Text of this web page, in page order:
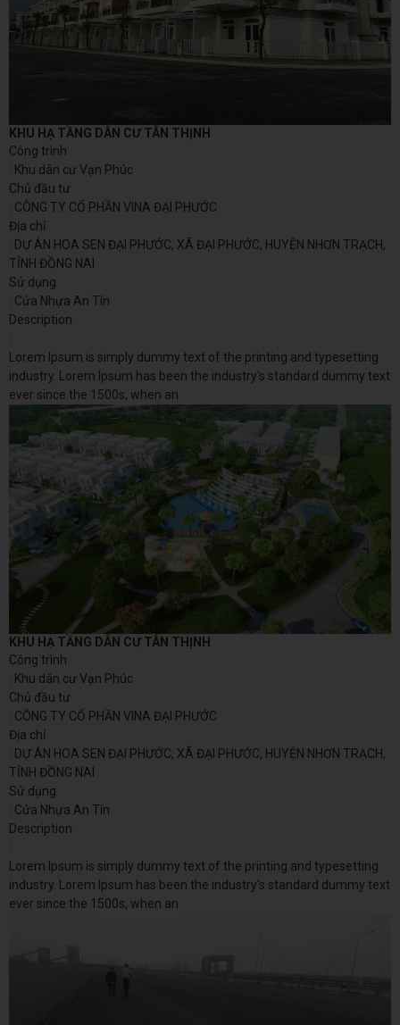
KHU HẠ TẦNG DÂN CƯ TÂN THỊNH
Công trình
: Khu dân cư Vạn Phúc
Chủ đầu tư
: CÔNG TY CỔ PHẦN VINA ĐẠI PHƯỚC
Địa chỉ
: DỰ ÁN HOA SEN ĐẠI PHƯỚC, XÃ ĐẠI PHƯỚC, HUYỆN NHƠN TRẠCH,
TỈNH ĐỒNG NAI
Sử dụng
: Cửa Nhựa An Tín
Description
:
Lorem Ipsum is simply dummy text of the printing and typesetting
industry. Lorem Ipsum has been the industry's standard dummy text
ever since the 1500s, when an
KHU HẠ TẦNG DÂN CƯ TÂN THỊNH
Công trình
: Khu dân cư Vạn Phúc
Chủ đầu tư
: CÔNG TY CỔ PHẦN VINA ĐẠI PHƯỚC
Địa chỉ
: DỰ ÁN HOA SEN ĐẠI PHƯỚC, XÃ ĐẠI PHƯỚC, HUYỆN NHƠN TRẠCH,
TỈNH ĐỒNG NAI
Sử dụng
: Cửa Nhựa An Tín
Description
:
Lorem Ipsum is simply dummy text of the printing and typesetting
industry. Lorem Ipsum has been the industry's standard dummy text
ever since the 1500s, when an